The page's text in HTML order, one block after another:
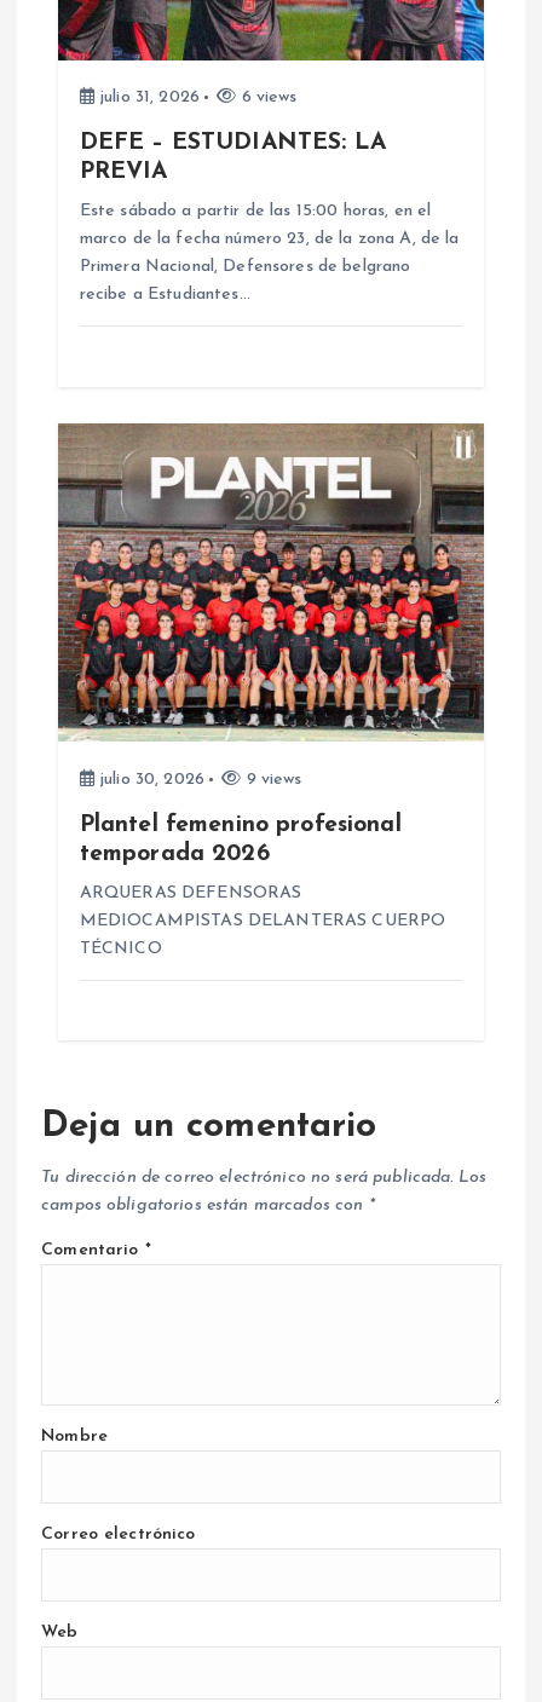
d
d
a
s
julio 31, 2026 6 views
DEFE – ESTUDIANTES: LA
PREVIA
Este sábado a partir de las 15:00 horas, en el
marco de la fecha número 23, de la zona A, de la
Primera Nacional, Defensores de belgrano
recibe a Estudiantes…
julio 30, 2026 9 views
Plantel femenino profesional
temporada 2026
ARQUERAS DEFENSORAS
MEDIOCAMPISTAS DELANTERAS CUERPO
TÉCNICO
Deja un comentario
Tu dirección de correo electrónico no será publicada. Los
campos obligatorios están marcados con *
Comentario *
Nombre
Correo electrónico
Web